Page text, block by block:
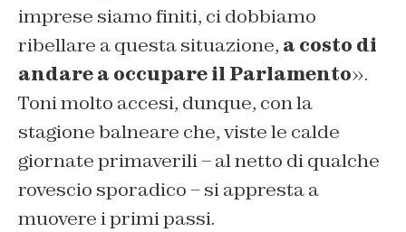
imprese siamo finiti, ci dobbiamo
ribellare a questa situazione, a costo di
andare a occupare il Parlamento».
Toni molto accesi, dunque, con la
stagione balneare che, viste le calde
giornate primaverili – al netto di qualche
rovescio sporadico – si appresta a
muovere i primi passi.